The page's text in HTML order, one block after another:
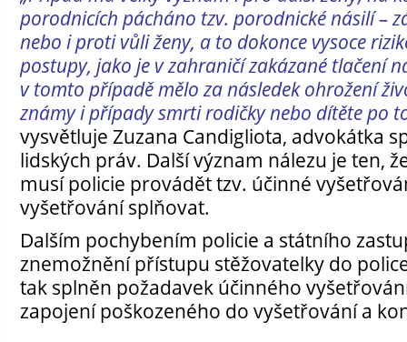
porodnicích pácháno tzv. porodnické násilí –
nebo i proti vůli ženy, a to dokonce vysoce
postupy, jako je v zahraničí zakázané tlačení
v tomto případě mělo za následek ohrožení
známy i případy smrti rodičky nebo dítěte po
vysvětluje Zuzana Candigliota, advokátka
lidských práv. Další význam nálezu je ten,
musí policie provádět tzv. účinné
vyšetřování splňovat.
Dalším pochybením policie a státního
znemožnění přístupu stěžovatelky do
tak splněn požadavek účinného
zapojení poškozeného do vyšetřování a